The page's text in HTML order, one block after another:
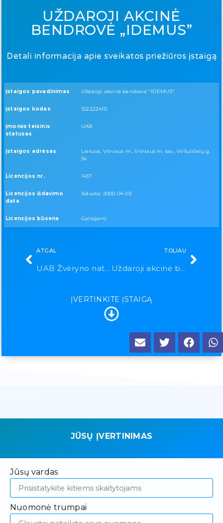
UŽDAROJI AKCINĖ
BENDROVĖ „IDEMUS”
Detali informacija apie sveikatos priežiūros įstaigą
Įstaigos pavadinimas Uždaroji akcinė bendrovė "IDEMUS"
Įstaigos kodas 122222410
Įmonės teisinis
statusas
UAB
Įstaigos adresas
Lietuva, Vilniaus m., Vilniaus m. sav., Viršuliškių g.
34
Licencijos nr. 1437
Licencijos išdavimo
data
Išduota: 2000-04-03
Licencijos būsena Galiojanti
ATGAL
UAB Žvėryno natūralios medicinos centras
TOLIAU
Uždaroji akcinė bendrovė „VISION EXPRESS”
ĮVERTINKITE ĮSTAIGĄ
JŪSŲ ĮVERTINIMAS
Jūsų vardas
Nuomonė trumpai